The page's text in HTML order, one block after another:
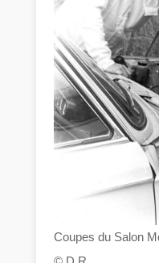
Coupes du Salon